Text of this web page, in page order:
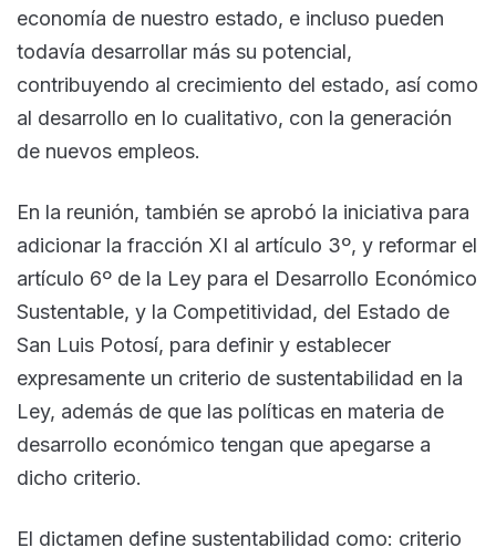
economía de nuestro estado, e incluso pueden
todavía desarrollar más su potencial,
contribuyendo al crecimiento del estado, así como
al desarrollo en lo cualitativo, con la generación
de nuevos empleos.
En la reunión, también se aprobó la iniciativa para
adicionar la fracción XI al artículo 3º, y reformar el
artículo 6º de la Ley para el Desarrollo Económico
Sustentable, y la Competitividad, del Estado de
San Luis Potosí, para definir y establecer
expresamente un criterio de sustentabilidad en la
Ley, además de que las políticas en materia de
desarrollo económico tengan que apegarse a
dicho criterio.
El dictamen define sustentabilidad como: criterio